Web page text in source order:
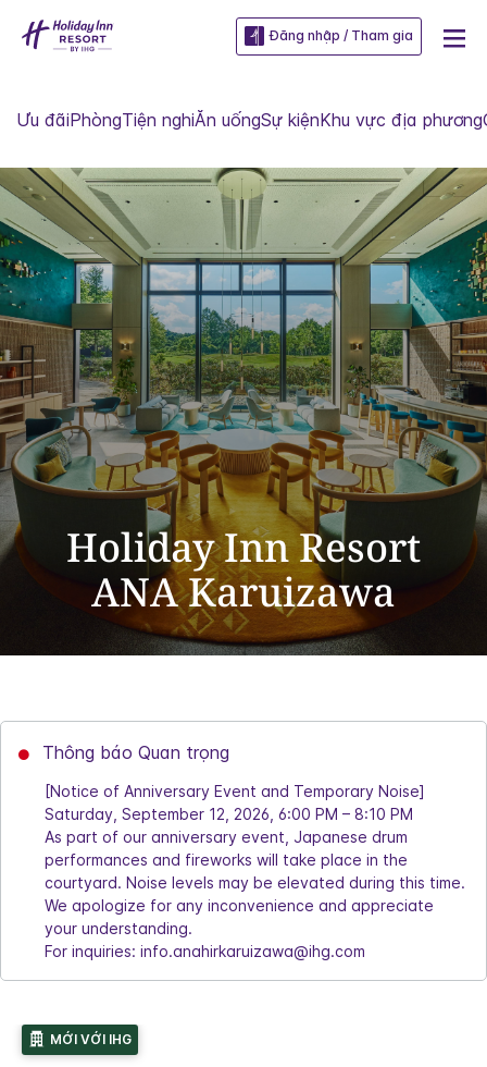
Đăng nhập / Tham gia
Ưu đãiPhòngTiện nghiĂn uốngSự kiệnKhu vực địa phương
Holiday Inn Resort
ANA Karuizawa
Thông báo Quan trọng
[Notice of Anniversary Event and Temporary Noise]
Saturday, September 12, 2026, 6:00 PM – 8:10 PM
As part of our anniversary event, Japanese drum
performances and fireworks will take place in the
courtyard. Noise levels may be elevated during this time.
We apologize for any inconvenience and appreciate
your understanding.
For inquiries: info.anahirkaruizawa@ihg.com
MỚI VỚI IHG